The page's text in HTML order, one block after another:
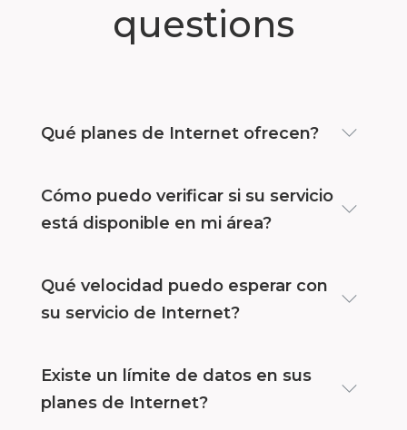
questions
Qué planes de Internet ofrecen?
Cómo puedo verificar si su servicio
está disponible en mi área?
Qué velocidad puedo esperar con
su servicio de Internet?
Existe un límite de datos en sus
planes de Internet?